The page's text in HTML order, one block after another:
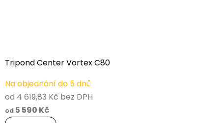
Tripond Center Vortex C80
Na objednání do 5 dnů
od 4 619,83 Kč bez DPH
od 5 590 Kč